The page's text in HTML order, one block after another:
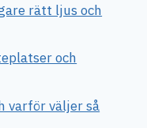
rätt ljus och
och
varför väljer så